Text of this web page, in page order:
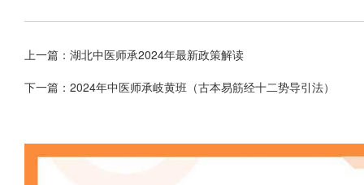
上一篇： 湖北中医师承2024年最新政策解读
下一篇： 2024年中医师承岐黄班（古本易筋经十二势导引法）